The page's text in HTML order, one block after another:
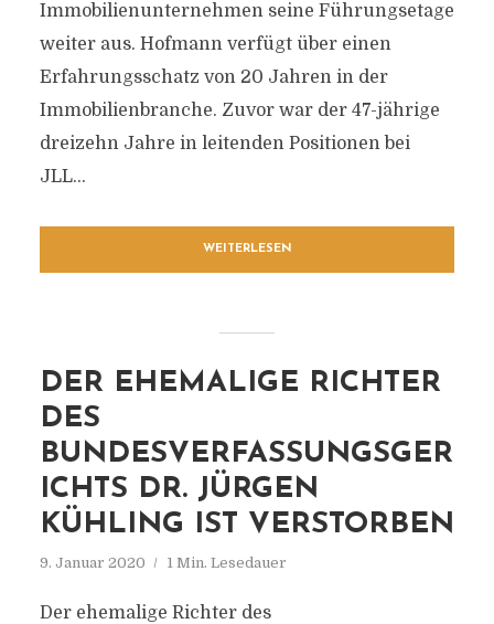
Immobilienunternehmen seine Führungsetage
weiter aus. Hofmann verfügt über einen
Erfahrungsschatz von 20 Jahren in der
Immobilienbranche. Zuvor war der 47-jährige
dreizehn Jahre in leitenden Positionen bei
JLL...
WEITERLESEN
DER EHEMALIGE RICHTER
DES
BUNDESVERFASSUNGSGER
ICHTS DR. JÜRGEN
KÜHLING IST VERSTORBEN
9. Januar 2020 1 Min. Lesedauer
Der ehemalige Richter des